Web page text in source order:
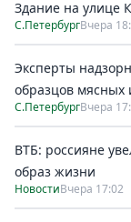
Здание на улице
С.ПетербургВчера
Эксперты
образцов мясных
С.ПетербургВчера
ВТБ: россияне
образ жизни
НовостиВчера 17:02